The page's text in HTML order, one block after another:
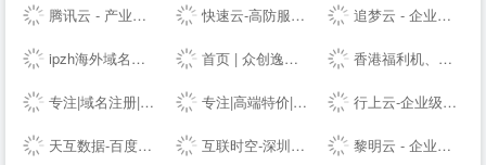
腾讯云 - 产业智变 云启未来 快速云-高防服务器租用秒解-香港vps-香港云服务器-江苏高防BGP服务器租用-快速云 追梦云 - 企业级定制高防云服务器、虚拟主机、服务器租用托管服务提供商
ipzh海外域名平台 首页 | 众创逸云 - 为全民开发者而生的专业云服务器 香港福利机、香港云服务器、美国站群VPS及物理主机提供商
专注|域名注册|com域名|cn域名|vip域名|pw域名|优质域名|无限空间|免费试用|ssl证书|-飞凤互联 专注|高端特价|活动主机| 无套路|续费同价|等主机服务器产品 - 飞凤互联 行上云-企业级云服务器-虚拟云主机-高防服务器租用托管服务商
天互数据-百度BGP高防机房与云服务器租用托管服务中心！ 互联时空-深圳云主机,云服务器租用,深圳H5网站建设,域名注册,企业建站,小程序制作,服务器租用 黎明云 - 企业级云服务器、服务器租用托管服务提供商